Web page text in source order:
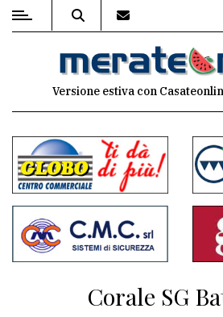
MENU
commenti
Contenuti
del
sito
Versione estiva con
Corale SG